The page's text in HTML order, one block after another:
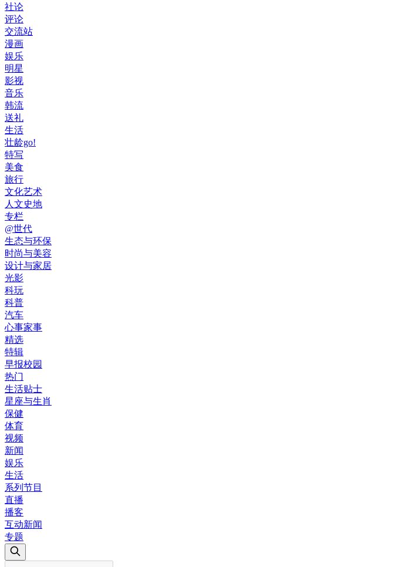
社论
评论
交流站
漫画
娱乐
明星
影视
音乐
韩流
送礼
生活
壮龄go!
特写
美食
旅行
文化艺术
人文史地
专栏
@世代
生态与环保
时尚与美容
设计与家居
光影
科玩
科普
汽车
心事家事
精选
特辑
早报校园
热门
生活贴士
星座与生肖
保健
体育
视频
新闻
娱乐
生活
系列节目
直播
播客
互动新闻
专题